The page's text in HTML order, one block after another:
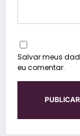
Salvar meus
eu comentar.